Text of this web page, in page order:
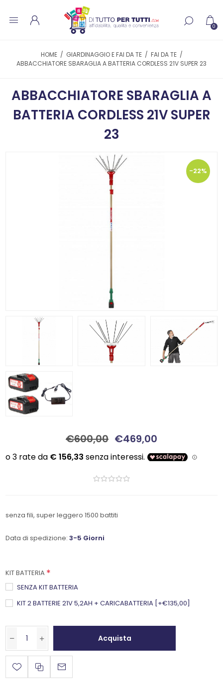
0
HOME / GIARDINAGGIO E FAI DA TE / FAI DA TE /
ABBACCHIATORE SBARAGLIA A BATTERIA CORDLESS 21V SUPER 23
ABBACCHIATORE SBARAGLIA A
BATTERIA CORDLESS 21V SUPER
23
-22%
€600,00 €469,00
senza fili, super leggero 1500 battiti
Data di spedizione: 3-5 Giorni
KIT BATTERIA *
SENZA KIT BATTERIA
KIT 2 BATTERIE 21V 5,2AH + CARICABATTERIA [+€135,00]
Acquista